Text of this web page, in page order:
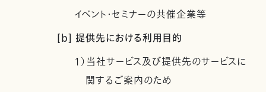
イベント・セミナーの共催企業等
[b] 提供先における利用目的
1）当社サービス及び提供先のサービスに
関するご案内のため